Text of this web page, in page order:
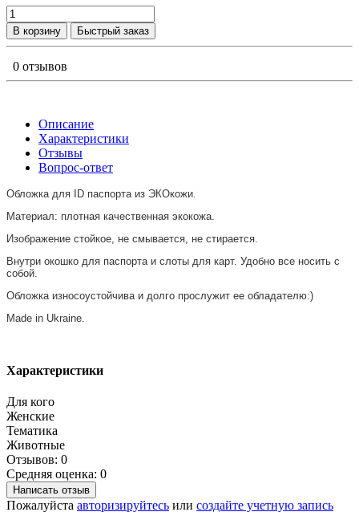
В корзину Быстрый заказ
0 отзывов
Описание
Характеристики
Отзывы
Вопрос-ответ
Обложка для ID паспорта из ЭКОкожи.
Материал: плотная качественная экокожа.
Изображение стойкое, не смывается, не стирается.
Внутри окошко для паспорта и слоты для карт. Удобно все носить с
собой.
Обложка износоустойчива и долго прослужит ее обладателю:)
Made in Ukraine.
Характеристики
Для кого
Женские
Тематика
Животные
Отзывов: 0
Средняя оценка: 0
Написать отзыв
Пожалуйста авторизируйтесь или создайте учетную запись